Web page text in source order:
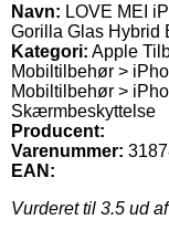
Navn: LOVE MEI
Gorilla Glas Hybrid
Kategori: Apple
Mobiltilbehør >
Mobiltilbehør >
Skærmbeskyttelse
Producent:
Varenummer:
EAN:
Vurderet til 3.5 ud